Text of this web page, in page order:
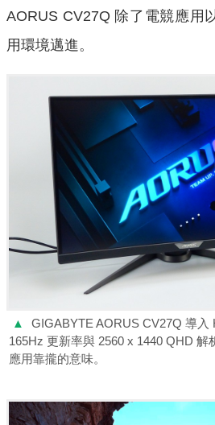
AORUS CV27Q 除了電競應用
用環境邁進。
▲
GIGABYTE AORUS CV27Q 導入
165Hz 更新率與 2560 x 1440 QHD 解
應用靠攏的意味。